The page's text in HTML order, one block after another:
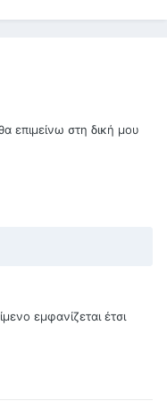
επιμείνω στη δική μου
εμφανίζεται έτσι